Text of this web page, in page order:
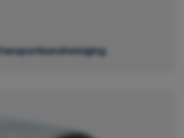
Transportbandreiniging